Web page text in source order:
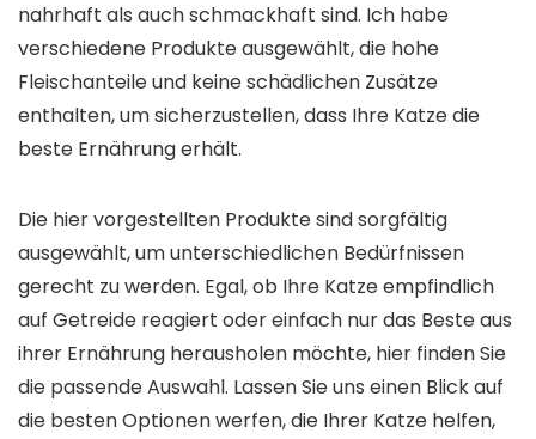
nahrhaft als auch schmackhaft sind. Ich habe
verschiedene Produkte ausgewählt, die hohe
Fleischanteile und keine schädlichen Zusätze
enthalten, um sicherzustellen, dass Ihre Katze die
beste Ernährung erhält.
Die hier vorgestellten Produkte sind sorgfältig
ausgewählt, um unterschiedlichen Bedürfnissen
gerecht zu werden. Egal, ob Ihre Katze empfindlich
auf Getreide reagiert oder einfach nur das Beste aus
ihrer Ernährung herausholen möchte, hier finden Sie
die passende Auswahl. Lassen Sie uns einen Blick auf
die besten Optionen werfen, die Ihrer Katze helfen,